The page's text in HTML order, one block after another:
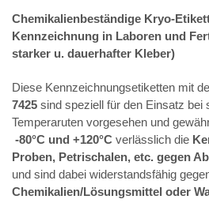
Chemikalienbeständige Kryo-
Kennzeichnung in Laboren und
starker u. dauerhafter Kleber)
Diese Kennzeichnungsetiketten mit
7425 sind speziell für den Einsatz bei
Temperaruten vorgesehen und
-80°C und +120°C verlässlich die
Proben, Petrischalen, etc. gegen
und sind dabei widerstandsfähig
Chemikalien/Lösungsmittel oder